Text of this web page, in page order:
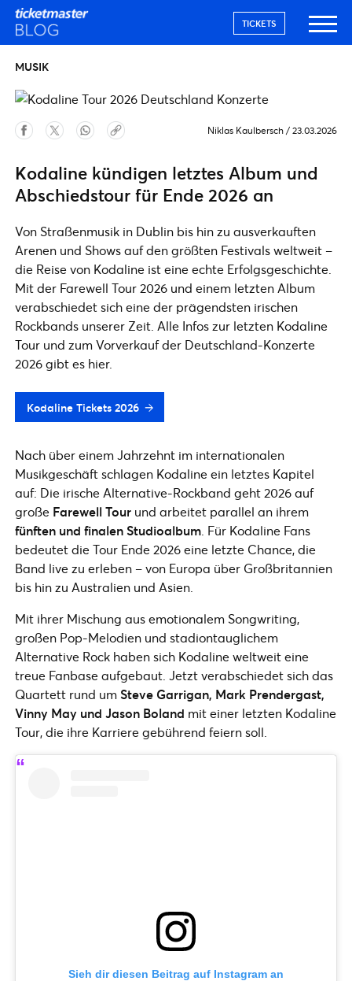
TICKETS
MUSIK
Niklas Kaulbersch / 23.03.2026
Kodaline kündigen letztes Album und
Abschiedstour für Ende 2026 an
Von Straßenmusik in Dublin bis hin zu ausverkauften
Arenen und Shows auf den größten Festivals weltweit –
die Reise von Kodaline ist eine echte Erfolgsgeschichte.
Mit der Farewell Tour 2026 und einem letzten Album
verabschiedet sich eine der prägendsten irischen
Rockbands unserer Zeit. Alle Infos zur letzten Kodaline
Tour und zum Vorverkauf der Deutschland-Konzerte
2026 gibt es hier.
Kodaline Tickets 2026
Nach über einem Jahrzehnt im internationalen
Musikgeschäft schlagen Kodaline ein letztes Kapitel
auf: Die irische Alternative-Rockband geht 2026 auf
große Farewell Tour und arbeitet parallel an ihrem
fünften und finalen Studioalbum . Für Kodaline Fans
bedeutet die Tour Ende 2026 eine letzte Chance, die
Band live zu erleben – von Europa über Großbritannien
bis hin zu Australien und Asien.
Mit ihrer Mischung aus emotionalem Songwriting,
großen Pop-Melodien und stadiontauglichem
Alternative Rock haben sich Kodaline weltweit eine
treue Fanbase aufgebaut. Jetzt verabschiedet sich das
Quartett rund um Steve Garrigan, Mark Prendergast,
Vinny May und Jason Boland mit einer letzten Kodaline
Tour, die ihre Karriere gebührend feiern soll.
Sieh dir diesen Beitrag auf Instagram an